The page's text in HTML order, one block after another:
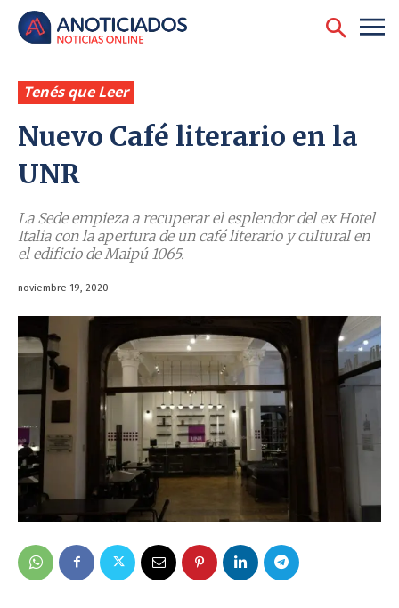
Tenés que Leer
Nuevo Café literario en la
UNR
La Sede empieza a recuperar el esplendor del ex Hotel
Italia con la apertura de un café literario y cultural en
el edificio de Maipú 1065.
noviembre 19, 2020